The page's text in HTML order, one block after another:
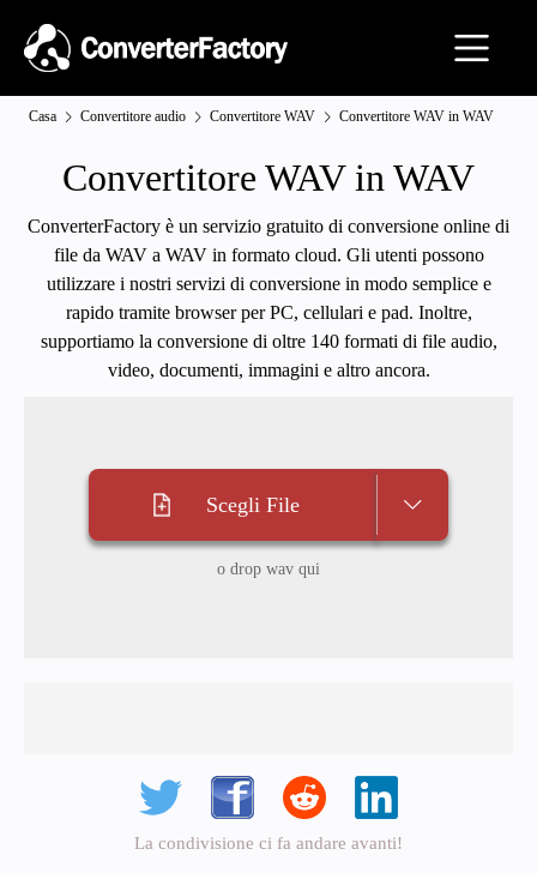
Casa Convertitore audio Convertitore WAV Convertitore WAV in WAV
Convertitore WAV in WAV
ConverterFactory è un servizio gratuito di conversione online di
file da WAV a WAV in formato cloud. Gli utenti possono
utilizzare i nostri servizi di conversione in modo semplice e
rapido tramite browser per PC, cellulari e pad. Inoltre,
supportiamo la conversione di oltre 140 formati di file audio,
video, documenti, immagini e altro ancora.
Scegli File
o drop wav qui
La condivisione ci fa andare avanti!